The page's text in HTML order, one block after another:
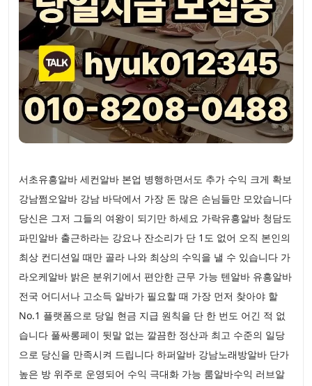
서초유흥알바 세컨알바 본업 병행하면서도 추가 수익 크게 확보
강남쩜오알바 강남 바닥에서 가장 돈 많은 손님들만 모았습니다
당신은 그저 그들의 여왕이 되기만 하세요 가락유흥알바 청담도
파민알바 출근하라는 강요나 잔소리가 단 1도 없어 오직 본인의
최상 컨디션일 때만 골라 나와 최상의 수익을 낼 수 있습니다 가
라오케알바 밝은 분위기에서 편안한 근무 가능 텐알바 유흥알바
전국 어디서나 고소득 알바가 필요할 때 가장 먼저 찾아야 할
No.1 플랫폼으로 당일 현금 지급 원칙을 단 한 번도 어긴 적 없
습니다 풀싸롱페이 뒷말 없는 깔끔한 정산과 최고 수준의 일당
으로 당신을 만족시켜 드립니다 하퍼알바 강남노래방알바 단가
높은 방 위주로 운영되어 수익 극대화 가능 룸알바수익 러브알